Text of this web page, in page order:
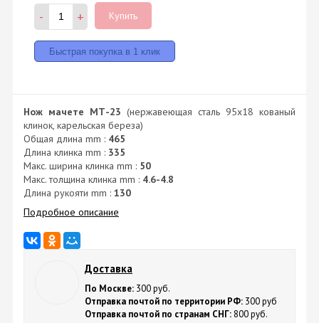
- + Купить
Нож мачете МТ-23 (нержавеющая сталь 95х18 кованый
клинок, карельская береза)
Общая длина mm : 465
Длина клинка mm : 335
Макс. ширина клинка mm : 50
Макс. толщина клинка mm : 4.6-4.8
Длина рукояти mm : 130
Подробное описание
Доставка
По Москве: 300 руб.
Отправка почтой по территории РФ: 300 руб
Отправка почтой по странам СНГ: 800 руб.